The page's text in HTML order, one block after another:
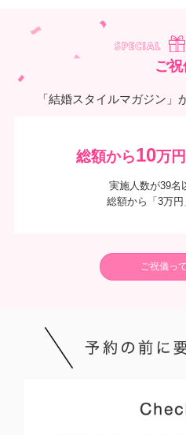
ご
「結婚スタイルマガジン」
総額から10万
実施人数が39名
総額から「3万円
ご祝儀っ